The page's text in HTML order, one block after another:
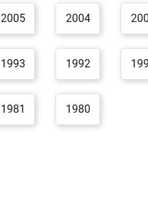
2005 2004
1993 1992
1981 1980